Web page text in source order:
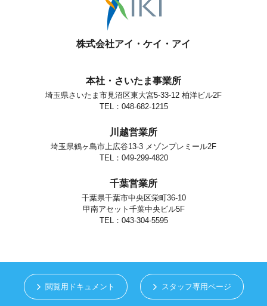
お客さまが希望されるサービスを行なうために当社が業務を委託する
業者に対して開示する場合。
法令に基づき開示することが必要である場合。
個人情報の安全対策
お客さまがご本人の個人情報の照会・修正・削除などをご希望される
場合には、ご本人であることを確認の上、対応させていただきます。
当社は、保有する個人情報に関して適用される日本の法令、その他規
範を遵守するとともに、本ポリシーの内容を適宜見直し、その改善に
当社の個人情報の取扱に関するお問い合せは下記までご連絡くださ
株式会社アイ・ケイ・アイ
株式会社アイ・ケイ・アイ
本社・さいたま事業所
埼玉県さいたま市見沼区東大宮5-33-12 柏洋ビル2F
TEL：048-682-1215
川越営業所
埼玉県鶴ヶ島市上広谷13-3 メゾンプレミール2F
TEL：049-299-4820
千葉営業所
千葉県千葉市中央区栄町36-10
甲南アセット千葉中央ビル5F
TEL：043-304-5595
閲覧用ドキュメント スタッフ専用ページ